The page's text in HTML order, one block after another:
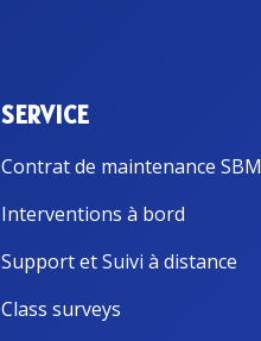
SERVICE
Contrat de maintenance SBM
Interventions à bord
Support et Suivi à distance
Class surveys